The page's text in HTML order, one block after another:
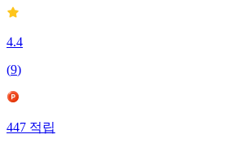
4.4
(9)
447적립